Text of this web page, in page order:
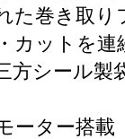
た巻き取り
カットを連
方シール製
ーター搭載